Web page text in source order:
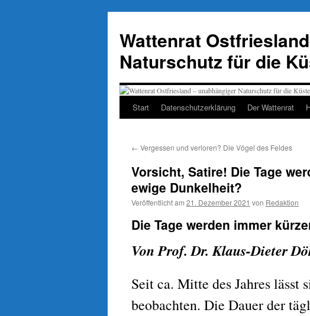
springen
Wattenrat
Naturschutz für die
Start Datenschutzerklärung Der Wattenrat
← Vergessen und verloren? Die Vögel des Feldes
Vorsicht, Satire! Die Tage
ewige Dunkelheit?
Veröffentlicht am 21. Dezember 2021 von Redaktion
Die Tage werden immer
Von Prof. Dr. Klaus-Dieter
Seit ca. Mitte des Jahres lässt
beobachten. Die Dauer der